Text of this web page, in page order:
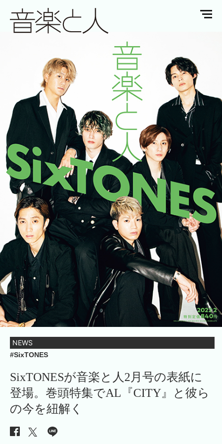
NEWS
#SixTONES
SixTONESが音楽と人2月号の表紙に
登場。巻頭特集でAL『CITY』と彼ら
の今を紐解く